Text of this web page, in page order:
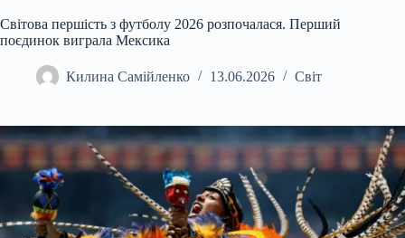
Світова першість з футболу 2026 розпочалася. Перший
поєдинок виграла Мексика
Килина Самійленко 13.06.2026 Світ